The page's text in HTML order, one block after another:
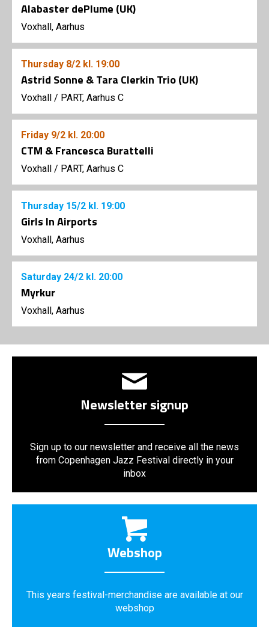
Alabaster dePlume (UK)
Voxhall, Aarhus
Thursday 8/2 kl. 19:00
Astrid Sonne & Tara Clerkin Trio (UK)
Voxhall / PART, Aarhus C
Friday 9/2 kl. 20:00
CTM & Francesca Burattelli
Voxhall / PART, Aarhus C
Thursday 15/2 kl. 19:00
Girls In Airports
Voxhall, Aarhus
Saturday 24/2 kl. 20:00
Myrkur
Voxhall, Aarhus
Newsletter signup
Sign up to our newsletter and receive all the news
from Copenhagen Jazz Festival directly in your
inbox
Webshop
This years festival-merchandise are available at our
webshop